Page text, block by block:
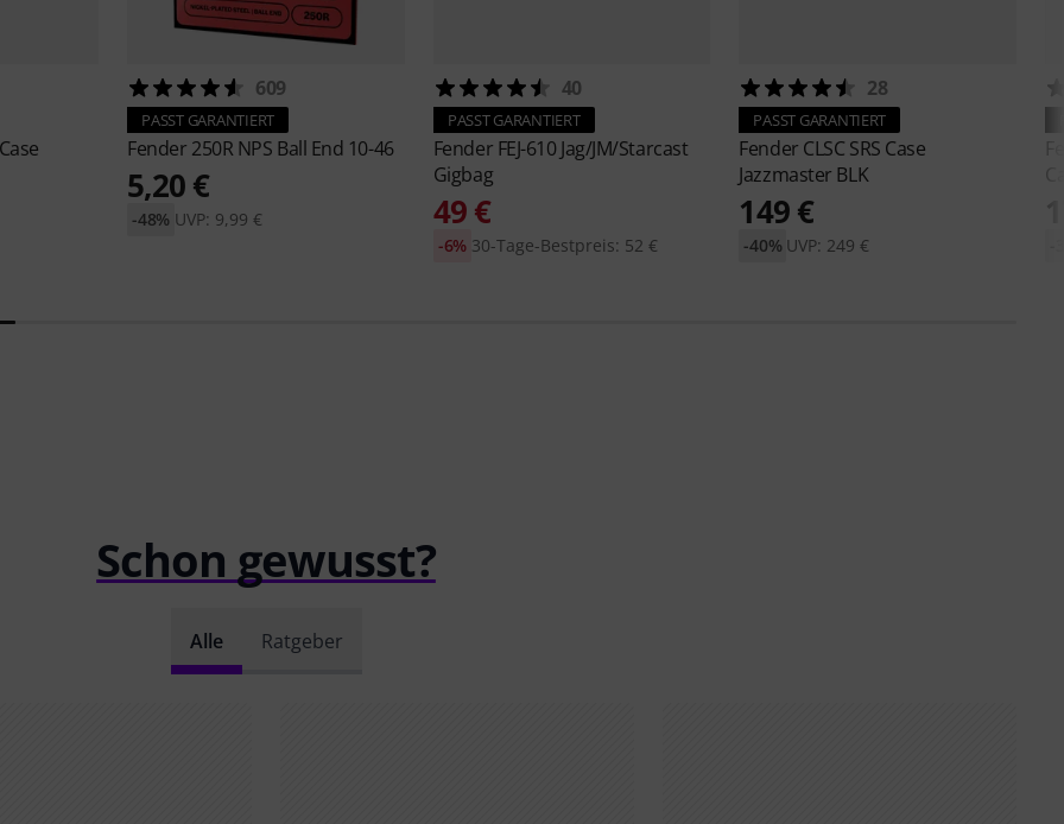
609
PASST GARANTIERT
Fender 250R NPS Ball End 10-46
5,20 €
UVP: 9,99 €
-48%
40
PASST GARANTIERT
Fender FEJ-610 Jag/JM/Starcast
Gigbag
49 €
30-Tage-Bestpreis: 52 €
-6%
28
PASST GARANTIERT
Fender CLSC SRS Case
Jazzmaster BLK
149 €
UVP: 249 €
-40%
Schon gewusst?
Alle Ratgeber